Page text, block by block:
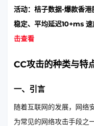
活动：桔子数据-爆款香
稳定、平均延迟10+ms 速
击查看
CC攻击的种类与特
一、引言
随着互联网的发展，网络
为常见的网络攻击手段之